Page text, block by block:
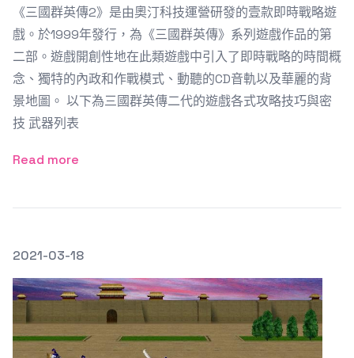
《三國群英傳2》是由奧汀科技運營研發的壹款即時戰略遊
戲。於1999年發行，為《三國群英傳》系列遊戲作品的第
二部。遊戲開創性地在此類遊戲中引入了即時戰略的時間概
念、獨特的內政和作戰模式、動聽的CD音軌以及華麗的背
景地圖。 以下為三國群英傳二代的遊戲各式攻略技巧與密
技 武器列表
Read more
發文於
2021-03-18